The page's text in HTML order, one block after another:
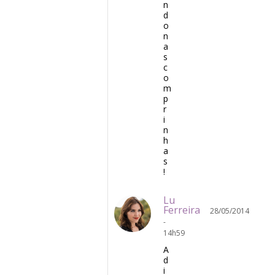
n
d
o
n
a
s
c
o
m
p
r
i
n
h
a
s
!
Lu
Ferreira
28/05/2014
-
14h59
A
d
i